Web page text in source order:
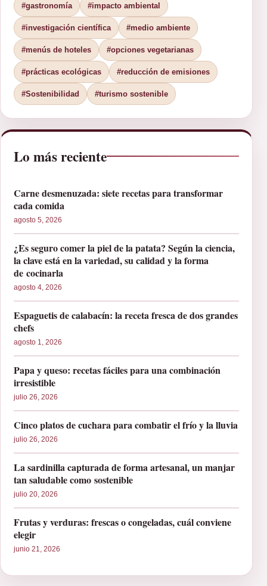
#gastronomía #impacto ambiental
#investigación científica #medio ambiente
#menús de hoteles #opciones vegetarianas
#prácticas ecológicas #reducción de emisiones
#Sostenibilidad #turismo sostenible
Lo más reciente
Carne desmenuzada: siete recetas para transformar
cada comida
agosto 5, 2026
¿Es seguro comer la piel de la patata? Según la ciencia,
la clave está en la variedad, su calidad y la forma
de cocinarla
agosto 4, 2026
Espaguetis de calabacín: la receta fresca de dos grandes
chefs
agosto 1, 2026
Papa y queso: recetas fáciles para una combinación
irresistible
julio 26, 2026
Cinco platos de cuchara para combatir el frío y la lluvia
julio 26, 2026
La sardinilla capturada de forma artesanal, un manjar
tan saludable como sostenible
julio 20, 2026
Frutas y verduras: frescas o congeladas, cuál conviene
elegir
junio 21, 2026